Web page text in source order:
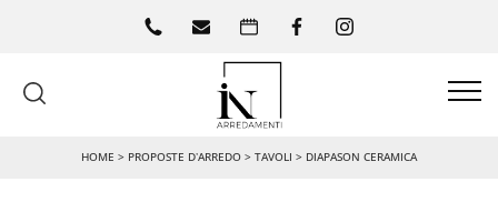
HOME > PROPOSTE D’ARREDO > TAVOLI > DIAPASON CERAMICA